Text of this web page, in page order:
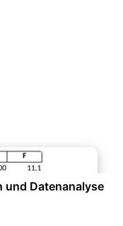
und Datenanalyse